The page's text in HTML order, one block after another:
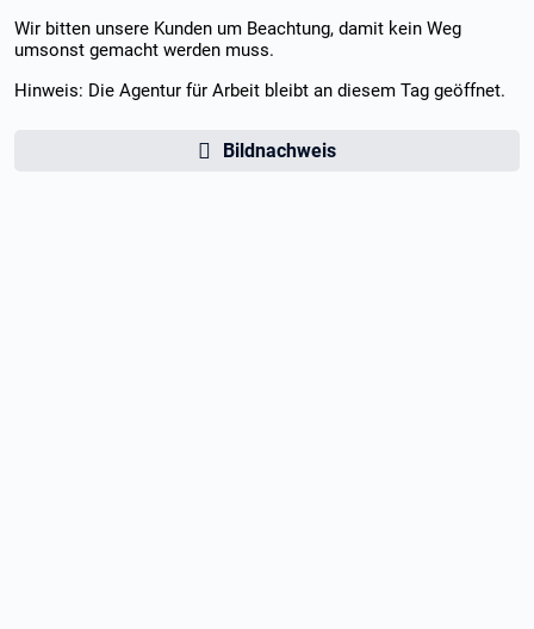
Wir bitten unsere Kunden um Beachtung, damit kein Weg
umsonst gemacht werden muss.
Hinweis: Die Agentur für Arbeit bleibt an diesem Tag geöffnet.
Bildnachweis